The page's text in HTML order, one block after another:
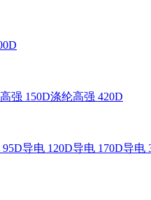
强 150D涤纶高强 420D
导电 120D导电 170D导电